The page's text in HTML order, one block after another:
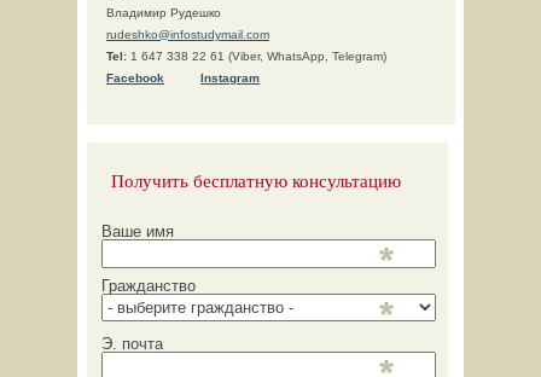
Владимир Рудешко
rudeshko@infostudymail.com
Tel: 1 647 338 22 61 (Viber, WhatsApp, Telegram)
Facebook Instagram
Получить бесплатную консультацию
Ваше имя
Гражданство
Э. почта